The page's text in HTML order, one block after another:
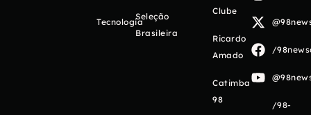
Tecnologia
Seleção
Brasileira
Clube
Ricardo
Amado
Catimba
98
/
/98-